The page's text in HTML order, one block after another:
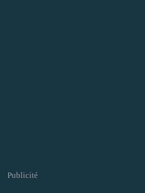
Publicité